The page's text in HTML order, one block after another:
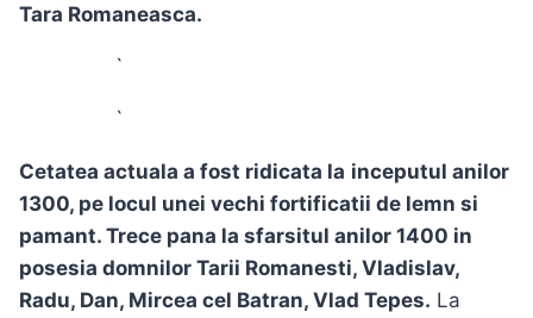
Tara Romaneasca.
`
`
Cetatea actuala a fost ridicata la inceputul anilor
1300, pe locul unei vechi fortificatii de lemn si
pamant. Trece pana la sfarsitul anilor 1400 in
posesia domnilor Tarii Romanesti, Vladislav,
Radu, Dan, Mircea cel Batran, Vlad Tepes. La